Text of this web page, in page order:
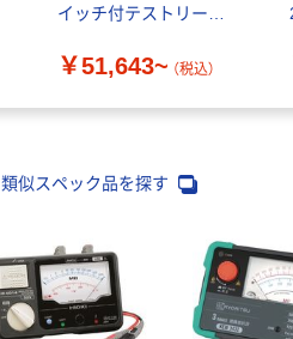
イッチ付テストリード
￥51,643~ （税込）
類似スペック品を探す